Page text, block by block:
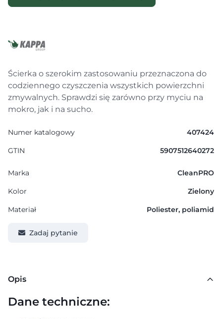
Ścierka o szerokim zastosowaniu przeznaczona do
codziennego czyszczenia wszystkich powierzchni
zmywalnych. Sprawdzi się zarówno przy myciu na
mokro, jak i na sucho.
Numer katalogowy 407424
GTIN 5907512640272
Marka CleanPRO
Kolor Zielony
Materiał Poliester, poliamid
Zadaj pytanie
Opis
Dane techniczne: